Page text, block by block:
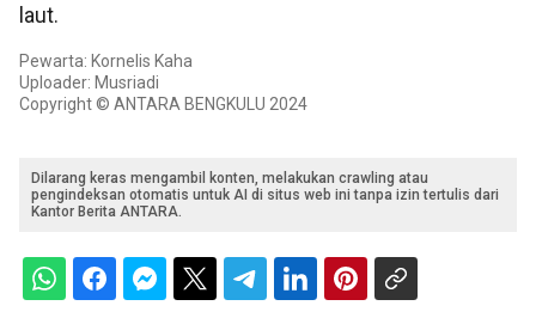
laut.
Pewarta: Kornelis Kaha
Uploader: Musriadi
Copyright © ANTARA BENGKULU 2024
Dilarang keras mengambil konten, melakukan crawling atau
pengindeksan otomatis untuk AI di situs web ini tanpa izin tertulis dari
Kantor Berita ANTARA.